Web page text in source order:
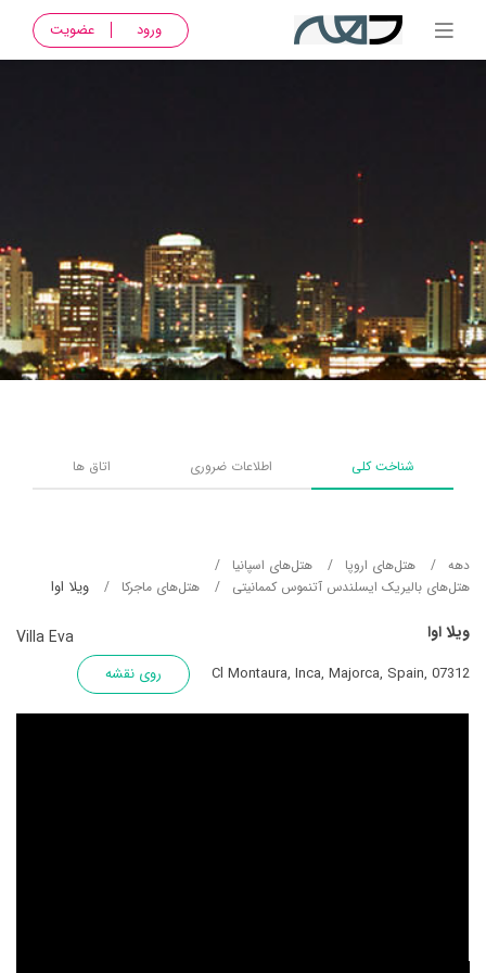
ورود عضویت
شناخت کلی اطلاعات ضروری اتاق ها
دهه هتل‌های اروپا
هتل‌های اسپانیا
هتل‌های بالیریک ایسلندس آتنموس کممانیتی
هتل‌های ماجرکا ویلا اوا
ویلا اوا Villa Eva
Cl Montaura, Inca, Majorca, Spain, 07312 روی نقشه